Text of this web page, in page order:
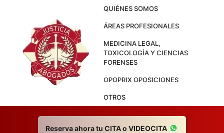
Reserva ahora tu CITA o VIDEOCITA
QUIÉNES SOMOS
ÁREAS PROFESIONALES
MEDICINA LEGAL,
TOXICOLOGÍA Y CIENCIAS
FORENSES
OPOPRIX OPOSICIONES
OTROS